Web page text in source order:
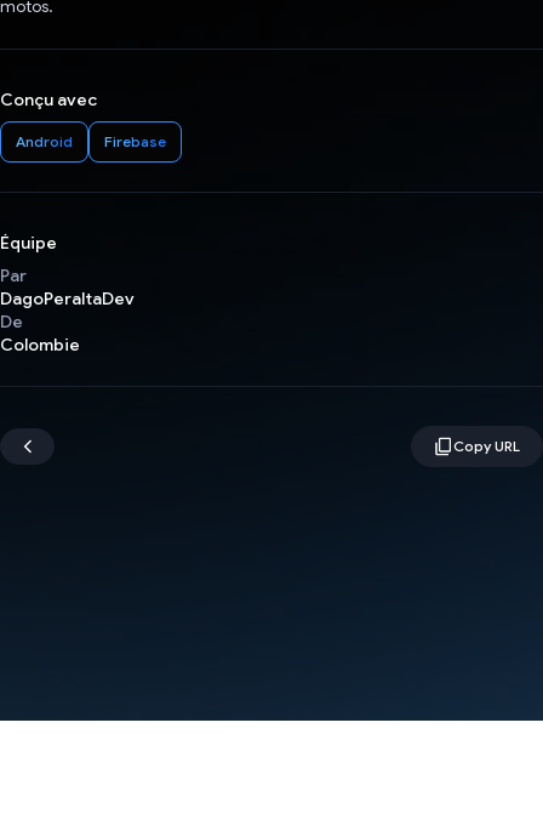
motos.
Conçu avec
Android Firebase
Équipe
Par
DagoPeraltaDev
De
Colombie